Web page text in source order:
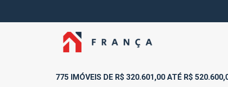
775 IMÓVEIS DE R$ 320.601,00 ATÉ R$